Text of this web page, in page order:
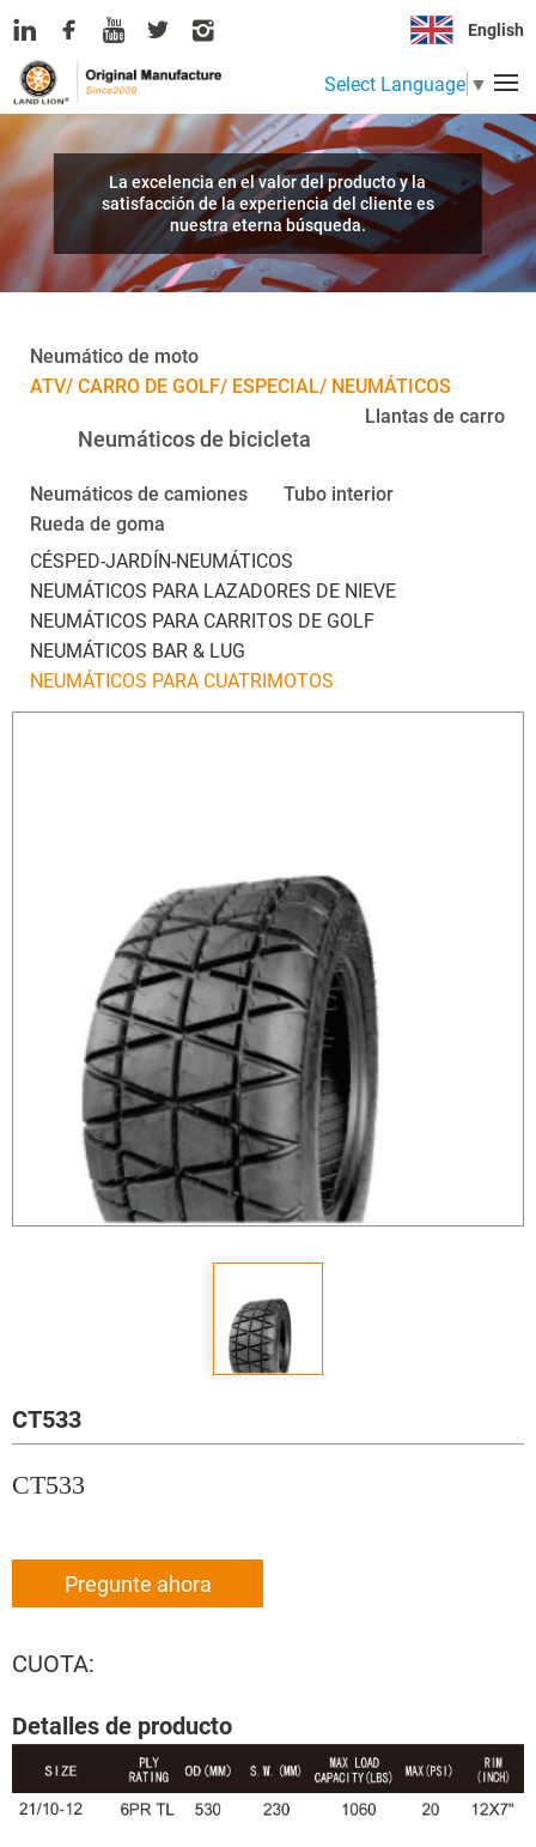
English
Select Language ▼
La excelencia en el valor del producto y la
satisfacción de la experiencia del cliente es
nuestra eterna búsqueda.
Neumático de moto
ATV/ CARRO DE GOLF/ ESPECIAL/ NEUMÁTICOS
CÉSPED-JARDÍN-NEUMÁTICOS
NEUMÁTICOS PARA LAZADORES DE NIEVE
NEUMÁTICOS PARA CARRITOS DE GOLF
NEUMÁTICOS BAR & LUG
NEUMÁTICOS PARA CUATRIMOTOS
Neumáticos de bicicleta
Llantas de carro
Neumáticos de camiones
Tubo interior
Rueda de goma
CT533
CT533
Pregunte ahora
CUOTA:
Detalles de producto